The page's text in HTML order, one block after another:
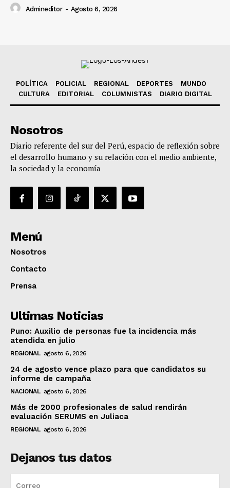
Admineditor - Agosto 6, 2026
POLÍTICA POLICIAL REGIONAL DEPORTES
MUNDO
CULTURA
EDITORIAL COLUMNISTAS DIARIO DIGITAL
Nosotros
Diario referente del sur del Perú, espacio de reflexión sobre
el desarrollo humano y su relación con el medio ambiente,
la sociedad y la economía
Menú
Nosotros
Contacto
Prensa
Ultimas Noticias
Puno: Auxilio de personas fue la incidencia más
atendida en julio
REGIONAL agosto 6, 2026
24 de agosto vence plazo para que candidatos su
informe de campaña
NACIONAL agosto 6, 2026
Más de 2000 profesionales de salud rendirán
evaluación SERUMS en Juliaca
REGIONAL agosto 6, 2026
Dejanos tus datos